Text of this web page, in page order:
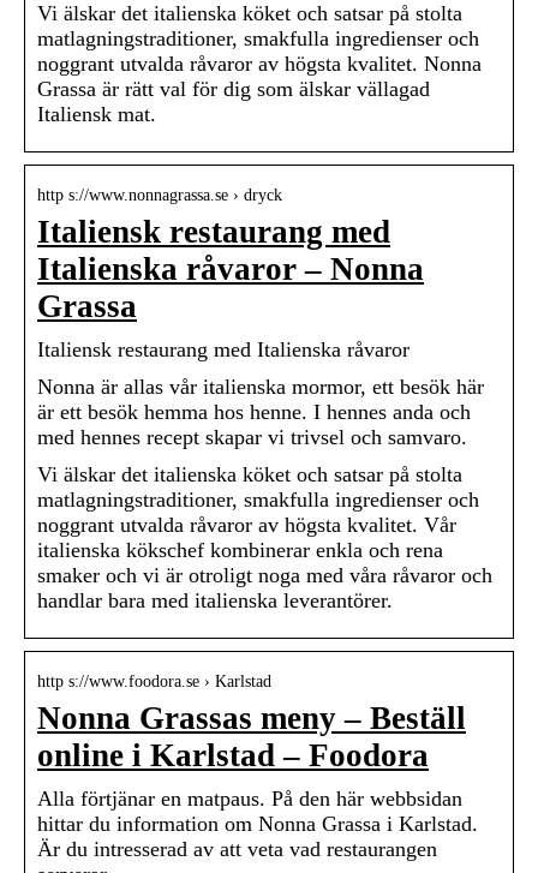
Vi älskar det italienska köket och satsar på stolta
matlagningstraditioner, smakfulla ingredienser och
noggrant utvalda råvaror av högsta kvalitet. Nonna
Grassa är rätt val för dig som älskar vällagad
Italiensk mat.
http s://www.nonnagrassa.se › dryck
Italiensk restaurang med
Italienska råvaror – Nonna
Grassa
Italiensk restaurang med Italienska råvaror
Nonna är allas vår italienska mormor, ett besök här
är ett besök hemma hos henne. I hennes anda och
med hennes recept skapar vi trivsel och samvaro.
Vi älskar det italienska köket och satsar på stolta
matlagningstraditioner, smakfulla ingredienser och
noggrant utvalda råvaror av högsta kvalitet. Vår
italienska kökschef kombinerar enkla och rena
smaker och vi är otroligt noga med våra råvaror och
handlar bara med italienska leverantörer.
http s://www.foodora.se › Karlstad
Nonna Grassas meny – Beställ
online i Karlstad – Foodora
Alla förtjänar en matpaus. På den här webbsidan
hittar du information om Nonna Grassa i Karlstad.
Är du intresserad av att veta vad restaurangen